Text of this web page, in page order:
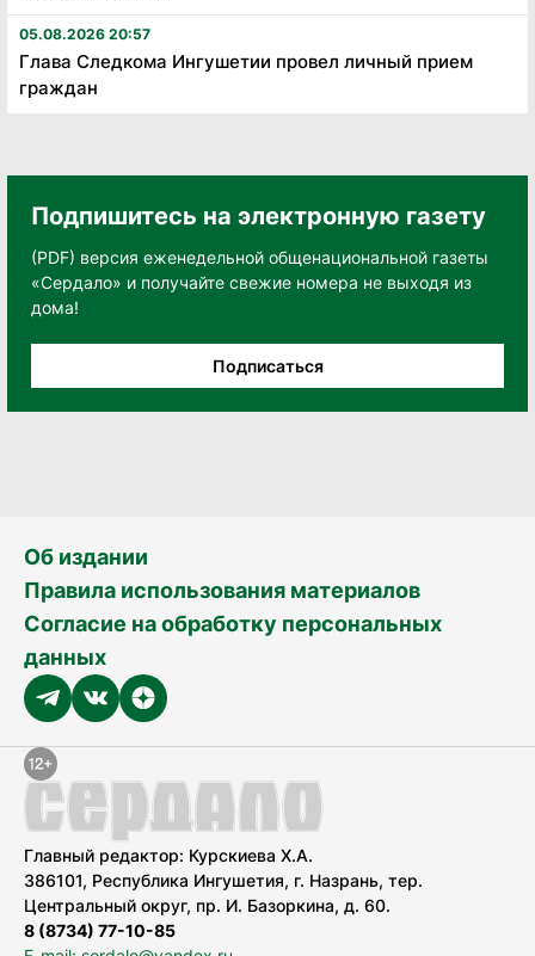
05.08.2026 20:57
Глава Следкома Ингушетии провел личный прием
граждан
Подпишитесь на электронную газету
(PDF) версия еженедельной общенациональной газеты
«Сердало» и получайте свежие номера не выходя из
дома!
Подписаться
Об издании
Правила использования материалов
Согласие на обработку персональных
данных
Главный редактор: Курскиева Х.А.
386101, Республика Ингушетия, г. Назрань, тер.
Центральный округ, пр. И. Базоркина, д. 60.
8 (8734) 77-10-85